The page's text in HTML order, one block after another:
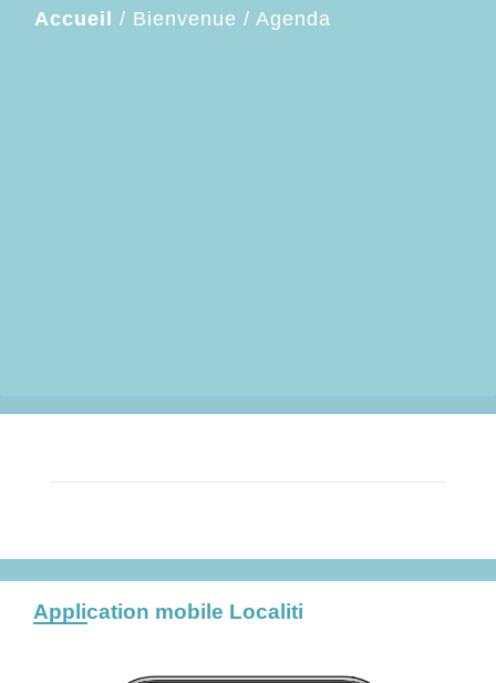
Accueil / Bienvenue / Agenda
Application mobile Localiti